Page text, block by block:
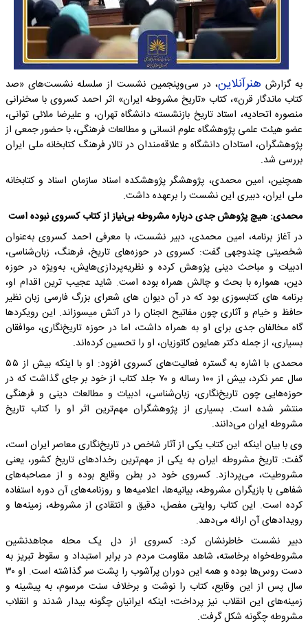
به گزارش هنرآنلاین، در سی‌وپنجمین نشست از سلسله نشست‌های «صد
کتاب ماندگار قرن»، کتاب «تاریخ مشروطه ایران» اثر احمد کسروی با سخنرانی
منصوره اتحادیه، استاد تاریخ بازنشسته دانشگاه تهران، و علیرضا ملائی توانی،
عضو هیئت علمی پژوهشگاه علوم انسانی و مطالعات فرهنگی، با حضور جمعی از
پژوهشگران، استادان دانشگاه و علاقه‌مندان در تالار فرهنگ کتابخانه ملی ایران
بررسی شد.
همچنین، امین محمدی، پژوهشگر پژوهشکده اسناد سازمان اسناد و کتابخانه
ملی ایران، دبیری این نشست را برعهده داشت.
محمدی: هیچ پژوهش جدی درباره مشروطه بی‌نیاز از کتاب کسروی نبوده است
در آغاز برنامه، امین محمدی، دبیر نشست، با معرفی احمد کسروی به‌عنوان
شخصیتی چندوجهی گفت: کسروی در حوزه‌های تاریخ، فرهنگ، زبان‌شناسی،
ادبیات و مباحث دینی پژوهش کرده و نظریه‌پردازی‌هایش، به‌ویژه در حوزه
دین، همواره با بحث و چالش همراه بوده است. شاید عجیب­ ترین اقدام او،
برنامه­ های کتاب­سوزی بود که در آن دیوان­ های شعرای بزرگ فارسی ­زبان نظیر
حافظ و خیام و آثاری چون مفاتیح ­الجنان را در آتش می­سوزاند. این رویکردها
گاه مخالفان جدی برای او به همراه داشت، اما در حوزه تاریخ‌نگاری، موافقان
بسیاری، از جمله دکتر همایون کاتوزیان، او را تحسین کرده‌اند.
محمدی با اشاره به گستره فعالیت‌های کسروی افزود: او با اینکه بیش از ۵۵
سال عمر نکرد، بیش از ۱۰۰ رساله و ۷۰ جلد کتاب از خود بر جای گذاشت که در
حوزه‌هایی چون تاریخ‌نگاری، زبان‌شناسی، ادبیات و مطالعات دینی و فرهنگی
منتشر شده است. بسیاری از پژوهشگران مهم‌ترین اثر او را کتاب تاریخ
مشروطه ایران می‌دانند.
وی با بیان اینکه این کتاب یکی از آثار شاخص در تاریخ‌نگاری معاصر ایران است،
گفت: تاریخ مشروطه ایران به یکی از مهم‌ترین رخدادهای تاریخ کشور، یعنی
مشروطیت، می‌پردازد. کسروی خود در بطن وقایع بوده و از مصاحبه‌های
شفاهی با بازیگران مشروطه، بیانیه‌ها، اعلامیه‌ها و روزنامه‌های آن دوره استفاده
کرده است. این کتاب روایتی مفصل، دقیق و انتقادی از مشروطه، زمینه‌ها و
رویدادهای آن ارائه می‌دهد.
دبیر نشست خاطرنشان کرد: کسروی از دل یک محله مجاهدنشین
مشروطه‌خواه برخاسته، شاهد مقاومت مردم در برابر استبداد و سقوط تبریز به
دست روس‌ها بوده و همه این دوران پرآشوب را پشت سر گذاشته است. او ۳۰
سال پس از این وقایع، کتاب را نوشت و برخلاف سنت مرسوم، به پیشینه و
زمینه‌های این انقلاب نیز پرداخت؛ اینکه ایرانیان چگونه بیدار شدند و انقلاب
مشروطه چگونه شکل گرفت.